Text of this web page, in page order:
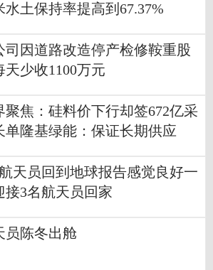
水土保持率提高到67.37%
司因道路改造停产检修鞍重股
天少收1100万元
聚焦：硅料价下行却签672亿采
单隆基绿能：保证长期供应
天员回到地球报告感觉良好一
接3名航天员回家
员陈冬出舱